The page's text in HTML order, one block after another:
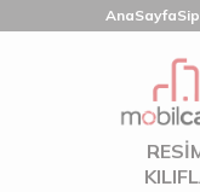
AnaSayfa